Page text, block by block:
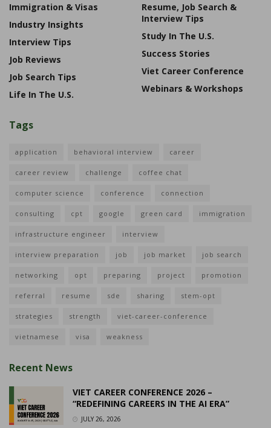
Immigration & Visas
Industry Insights
Interview Tips
Job Reviews
Job Search Tips
Life In The U.S.
Resume, Job Search &
Interview Tips
Study In The U.S.
Success Stories
Viet Career Conference
Webinars & Workshops
Tags
application behavioral interview career
career review challenge coffee chat
computer science conference connection
consulting cpt google green card immigration
infrastructure engineer interview
interview preparation job job market job search
networking opt preparing project promotion
referral resume sde sharing stem-opt
strategies strength viet-career-conference
vietnamese visa weakness
Recent News
VIET CAREER CONFERENCE 2026 –
“REDEFINING CAREERS IN THE AI ERA”
JULY 26, 2026